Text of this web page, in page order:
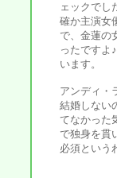
ェックでし
確か主演女
で、金蓮の
ったですよ
います。
アンディ・
結婚しない
てなかった
で独身を貫
必須という